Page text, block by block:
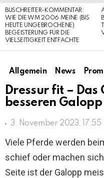
BUSCHREITER-KOMMENTAR:
WIE DIE WM 2006 MEINE (BIS
HEUTE UNGEBROCHENE)
BEGEISTERUNG FÜR DIE
VIELSEITIGKEIT ENTFACHTE
Allgemein News
Dressur fit – Das
besseren Galopp
3. November 2023, 17:55
Viele Pferde werden
schief oder machen
Seite ist der Galopp